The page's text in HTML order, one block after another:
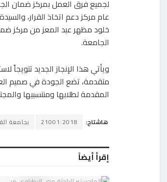
لجميع فرق العمل بمركز ضمان
عام مركز دعم اتخاذ القرار،
خلود مظهر عبد المعز من مركز
الجامعة.
ويأتي هذا الإنجاز الجديد
متقدمة، تضع الجودة في صميم
المقدمة لطلابها ومنتسبيها
هاشتاج: 21001:2018 بجامعة
إقرأ أيضاً